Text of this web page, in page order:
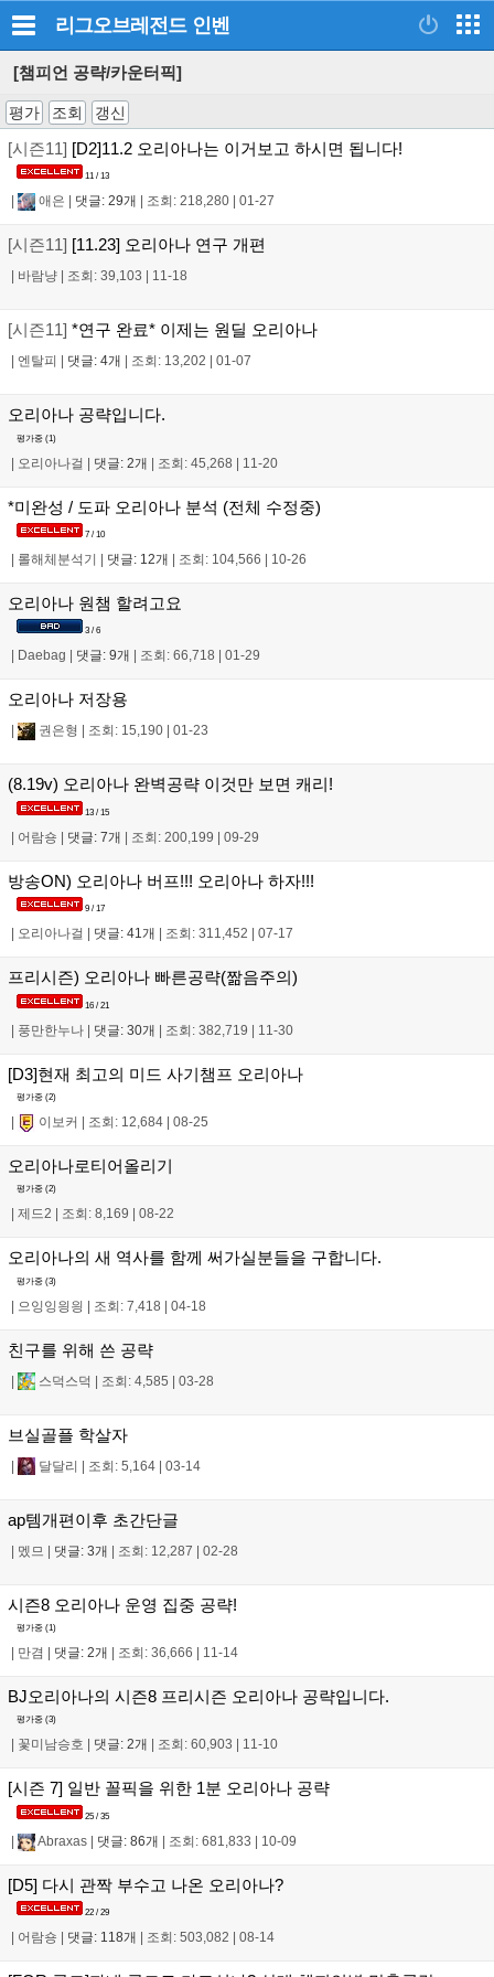
리그오브레전드 인벤
[챔피언 공략/카운터픽]
평가 조회 갱신
[시즌11] [D2]11.2 오리아나는 이거보고 하시면 됩니다!
11 / 13
애은 댓글: 29개 조회: 218,280 01-27
[시즌11] [11.23] 오리아나 연구 개편
바람냥 조회: 39,103 11-18
[시즌11] *연구 완료* 이제는 원딜 오리아나
엔탈피 댓글: 4개 조회: 13,202 01-07
오리아나 공략입니다.
평가중 (1)
| 오리아나걸 | 댓글: 2개 | 조회: 45,268 | 11-20
*미완성 / 도파 오리아나 분석 (전체 수정중)
7 / 10
롤해체분석기 댓글: 12개 조회: 104,566 10-26
오리아나 원챔 할려고요
3 / 6
Daebag 댓글: 9개 조회: 66,718 01-29
오리아나 저장용
권은형 조회: 15,190 01-23
(8.19v) 오리아나 완벽공략 이것만 보면 캐리!
13 / 15
| 어람숑 | 댓글: 7개 | 조회: 200,199 | 09-29
방송ON) 오리아나 버프!!! 오리아나 하자!!!
9 / 17
오리아나걸 댓글: 41개 조회: 311,452 07-17
프리시즌) 오리아나 빠른공략(짦음주의)
16 / 21
| 풍만한누나 | 댓글: 30개 | 조회: 382,719 | 11-30
[D3]현재 최고의 미드 사기챔프 오리아나
평가중 (2)
| 이보커 | 조회: 12,684 | 08-25
오리아나로티어올리기
평가중 (2)
제드2 조회: 8,169 08-22
오리아나의 새 역사를 함께 써가실분들을 구합니다.
평가중 (3)
| 으잉잉읭읭 | 조회: 7,418 | 04-18
친구를 위해 쓴 공략
| 스덕스덕 | 조회: 4,585 | 03-28
브실골플 학살자
| 달달리 | 조회: 5,164 | 03-14
ap템개편이후 초간단글
| 멨므 | 댓글: 3개 | 조회: 12,287 | 02-28
시즌8 오리아나 운영 집중 공략!
평가중 (1)
만겸 댓글: 2개 조회: 36,666 11-14
BJ오리아나의 시즌8 프리시즌 오리아나 공략입니다.
평가중 (3)
꽃미남승호 댓글: 2개 조회: 60,903 11-10
[시즌 7] 일반 꼴픽을 위한 1분 오리아나 공략
25 / 35
| Abraxas | 댓글: 86개 | 조회: 681,833 | 10-09
[D5] 다시 관짝 부수고 나온 오리아나?
22 / 29
어람숑 댓글: 118개 조회: 503,082 08-14